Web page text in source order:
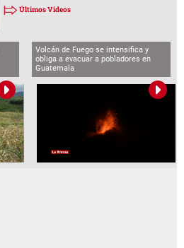
Últimos Videos
Volcán de Fuego se intensifica y
obliga a evacuar a pobladores en
Guatemala